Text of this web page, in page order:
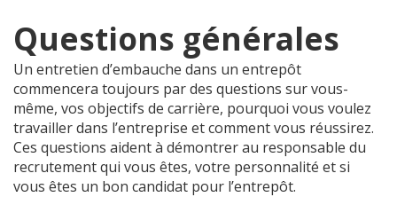
Questions générales
Un entretien d’embauche dans un entrepôt
commencera toujours par des questions sur vous-
même, vos objectifs de carrière, pourquoi vous voulez
travailler dans l’entreprise et comment vous réussirez.
Ces questions aident à démontrer au responsable du
recrutement qui vous êtes, votre personnalité et si
vous êtes un bon candidat pour l’entrepôt.